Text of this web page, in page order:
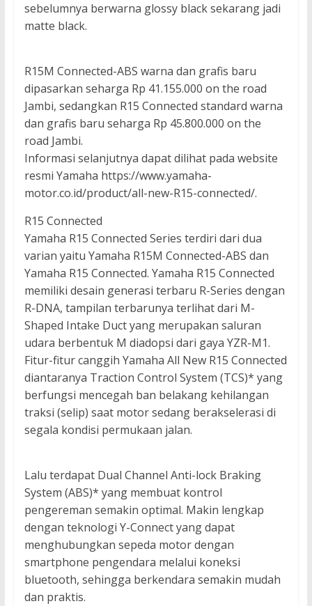
sebelumnya berwarna glossy black sekarang jadi
matte black.
R15M Connected-ABS warna dan grafis baru
dipasarkan seharga Rp 41.155.000 on the road
Jambi, sedangkan R15 Connected standard warna
dan grafis baru seharga Rp 45.800.000 on the
road Jambi.
Informasi selanjutnya dapat dilihat pada website
resmi Yamaha https://www.yamaha-
motor.co.id/product/all-new-R15-connected/.
R15 Connected
Yamaha R15 Connected Series terdiri dari dua
varian yaitu Yamaha R15M Connected-ABS dan
Yamaha R15 Connected. Yamaha R15 Connected
memiliki desain generasi terbaru R-Series dengan
R-DNA, tampilan terbarunya terlihat dari M-
Shaped Intake Duct yang merupakan saluran
udara berbentuk M diadopsi dari gaya YZR-M1.
Fitur-fitur canggih Yamaha All New R15 Connected
diantaranya Traction Control System (TCS)* yang
berfungsi mencegah ban belakang kehilangan
traksi (selip) saat motor sedang berakselerasi di
segala kondisi permukaan jalan.
Lalu terdapat Dual Channel Anti-lock Braking
System (ABS)* yang membuat kontrol
pengereman semakin optimal. Makin lengkap
dengan teknologi Y-Connect yang dapat
menghubungkan sepeda motor dengan
smartphone pengendara melalui koneksi
bluetooth, sehingga berkendara semakin mudah
dan praktis.